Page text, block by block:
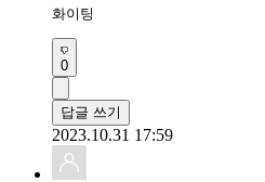
화이팅
0
답글 쓰기
2023.10.31 17:59